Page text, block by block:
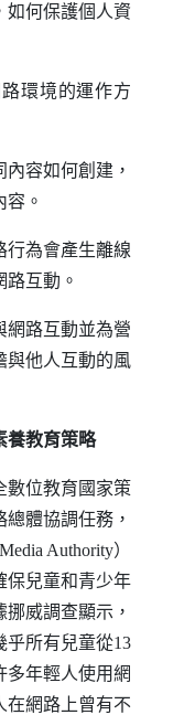
如何保護個人資
環境的運作方
容如何創建，
。
為會產生離線
互動。
路互動並為營
與他人互動的風
養教育策略
位教育國家策
體協調任務，
Authority）
保兒童和青少年
威調查顯示，
乎所有兒童從13
多年輕人使用網
在網路上曾有不